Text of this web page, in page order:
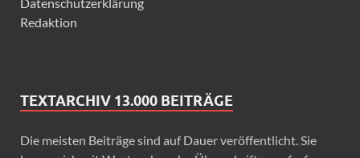
Redaktion
TEXTARCHIV 13.000 BEITRÄGE
Die meisten Beiträge sind auf Dauer veröffentlicht. Sie